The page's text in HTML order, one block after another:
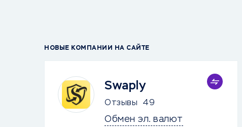
НОВЫЕ КОМПАНИИ НА САЙТЕ
Swaply
Отзывы 49
Обмен эл. валют